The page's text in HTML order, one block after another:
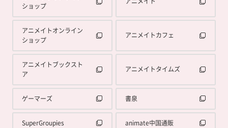
ショップ
アニメイトオンライン
ショップ
アニメイトカフェ
アニメイトブックスト
ア
アニメイトタイムズ
ゲーマーズ 書泉
SuperGroupies animate中国通販